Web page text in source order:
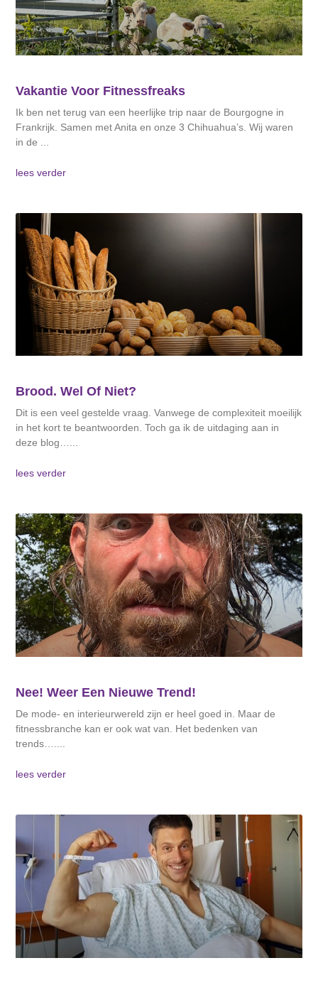
Vakantie Voor Fitnessfreaks
Ik ben net terug van een heerlijke trip naar de Bourgogne in
Frankrijk. Samen met Anita en onze 3 Chihuahua’s. Wij waren
in de
lees verder
Brood. Wel Of Niet?
Dit is een veel gestelde vraag. Vanwege de complexiteit moeilijk
in het kort te beantwoorden. Toch ga ik de uitdaging aan in
deze blog…
lees verder
Nee! Weer Een Nieuwe Trend!
De mode- en interieurwereld zijn er heel goed in. Maar de
fitnessbranche kan er ook wat van. Het bedenken van
trends….
lees verder